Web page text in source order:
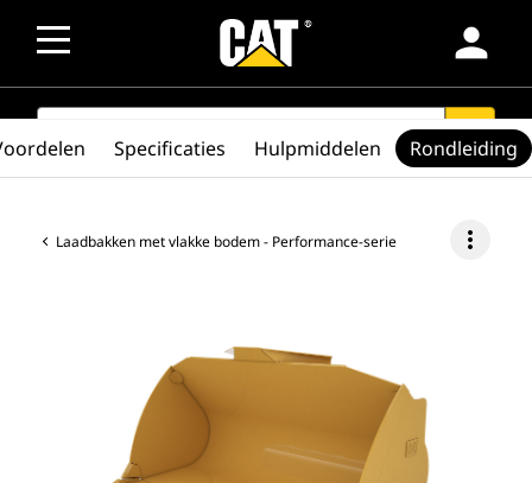
person
SEARCH search
Laadbakken met vlakke bodem - Performance-serie more_vert
Specificaties Hulpmiddelen Rondleiding